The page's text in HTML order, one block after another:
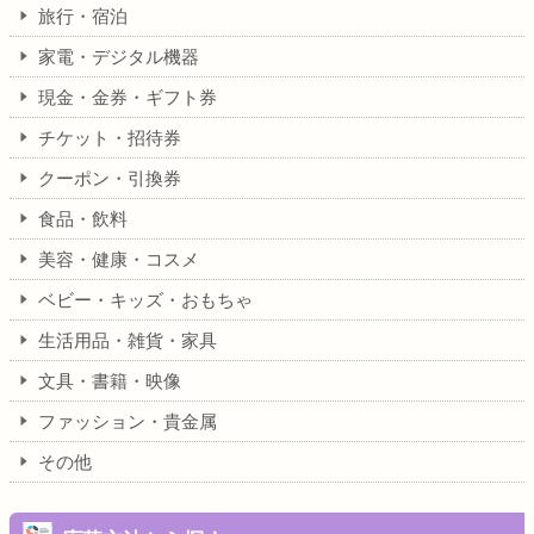
旅行・宿泊
家電・デジタル機器
現金・金券・ギフト券
チケット・招待券
クーポン・引換券
食品・飲料
美容・健康・コスメ
ベビー・キッズ・おもちゃ
生活用品・雑貨・家具
文具・書籍・映像
ファッション・貴金属
その他